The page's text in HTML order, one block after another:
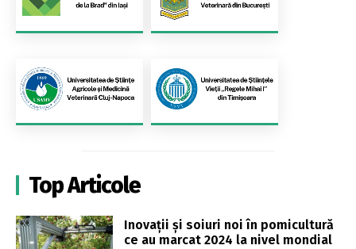
Top Articole
Inovații și soiuri noi în pomicultură
ce au marcat 2024 la nivel mondial